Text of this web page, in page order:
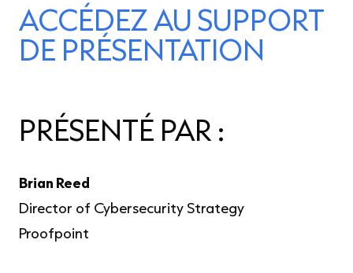
ACCÉDEZ AU SUPPORT
DE PRÉSENTATION
PRÉSENTÉ PAR :
Brian Reed
Director of Cybersecurity Strategy
Proofpoint